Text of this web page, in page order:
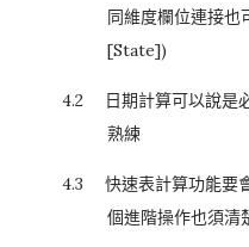
同維度欄位連接也
[State])
4.2
日期計算可以說是
熟練
4.3 快速表計算功能要
個進階操作也須清